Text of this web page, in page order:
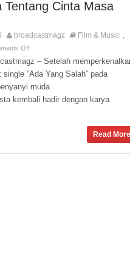
Tentang Cinta Masa
broadcastmagz Film & Music
Off
– Setelah
“Ada Yang Salah” pada
muda
kembali hadir dengan karya
Read More